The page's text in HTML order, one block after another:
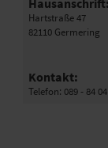
Hausanschrift:
Hartstraße 47
82110 Germering
Kontakt:
Telefon: 089 - 84